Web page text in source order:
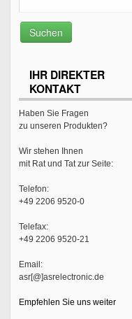
IHR DIREKTER
KONTAKT
Haben Sie Fragen
zu unseren Produkten?
Wir stehen Ihnen
mit Rat und Tat zur Seite:
Telefon:
+49 2206 9520-0
Telefax:
+49 2206 9520-21
Email:
asr[@]asrelectronic.de
Empfehlen Sie uns weiter